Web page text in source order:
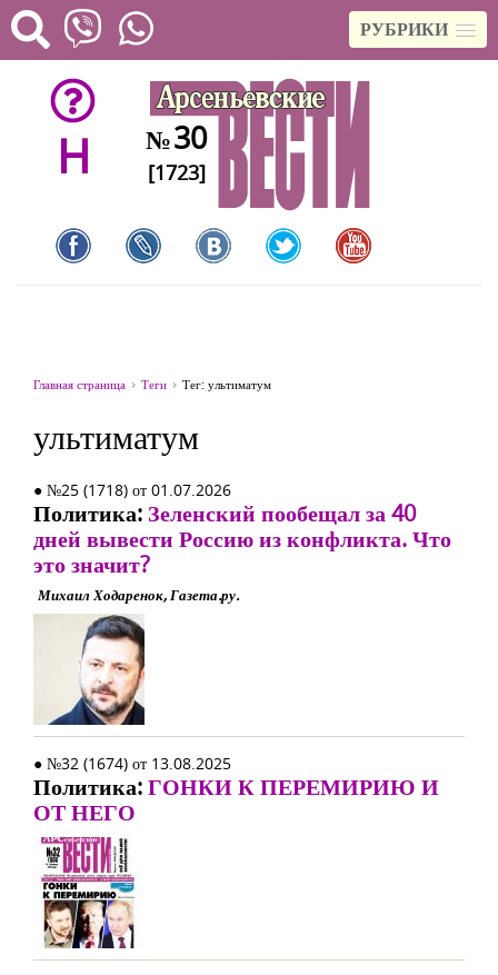
РУБРИКИ
H №30
[1723]
Главная страница Теги Тег: ультиматум
ультиматум
● №25 (1718) от 01.07.2026
Политика: Зеленский пообещал за 40
дней вывести Россию из конфликта. Что
это значит?
Михаил Ходаренок, Газета.ру.
● №32 (1674) от 13.08.2025
Политика:ГОНКИ К ПЕРЕМИРИЮ И
ОТ НЕГО